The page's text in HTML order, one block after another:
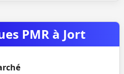
PMR à Jort